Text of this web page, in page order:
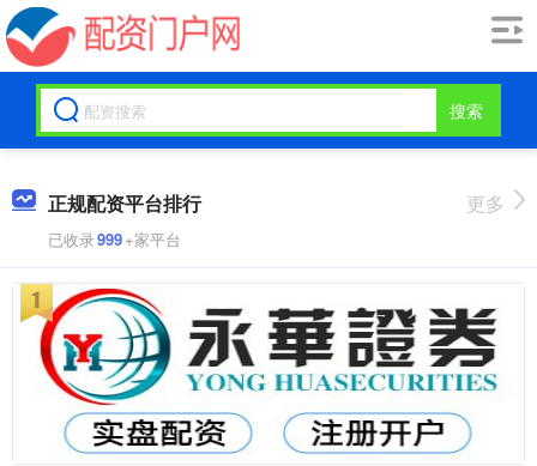
搜索
正规配资平台排行
已收录999+家平台
更多